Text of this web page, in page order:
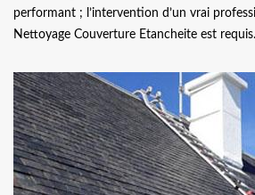
performant ; l’intervention d’un vrai
Nettoyage Couverture Etancheite est requis.